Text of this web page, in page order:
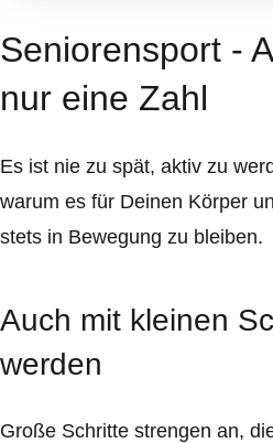
Seniorensport -
nur eine Zahl
Es ist nie zu spät, aktiv zu
warum es für Deinen Körper
stets in Bewegung zu bleiben.
Auch mit kleinen
werden
Große Schritte strengen an,